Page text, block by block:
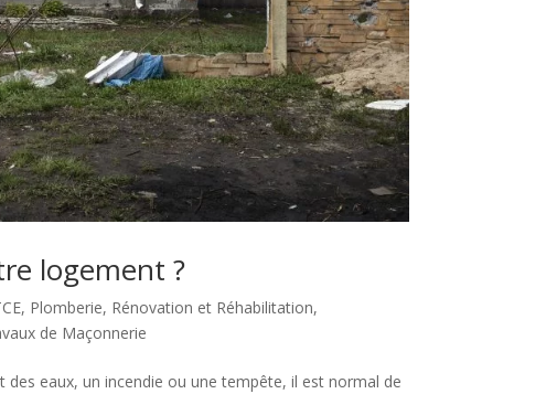
logement ?
, Plomberie, Rénovation et Réhabilitation,
de Maçonnerie
eaux, un incendie ou une tempête, il est normal de